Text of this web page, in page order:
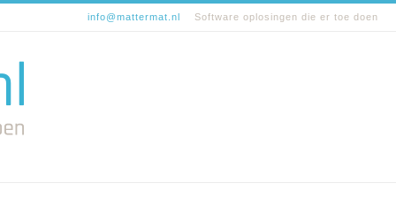
info@mattermat.nl Software oplosingen die er toe doen